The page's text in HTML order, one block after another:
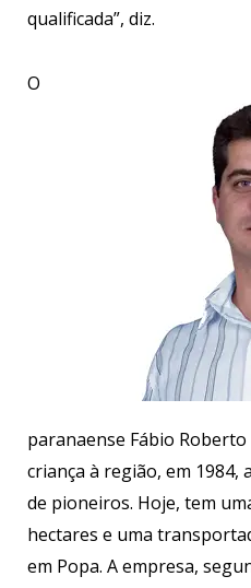
qualificada”, diz.
O
paranaense Fábio
criança à região, em 1984,
de pioneiros. Hoje, tem
hectares e uma
em Popa. A empresa,